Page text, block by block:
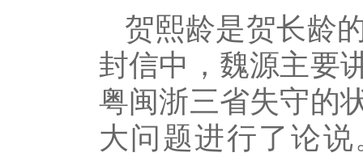
贺熙龄是贺长龄
封信中，魏源主要
粤闽浙三省失守的
大问题进行了论